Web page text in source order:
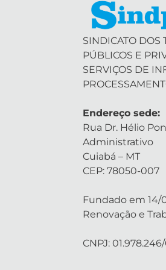
SINDICATO DOS
PÚBLICOS E
SERVIÇOS DE
Endereço sede:
Rua Dr. Hélio
Administrativo
Cuiabá – MT
CEP: 78050-007
Fundado em 14/
Renovação e
CNPJ: